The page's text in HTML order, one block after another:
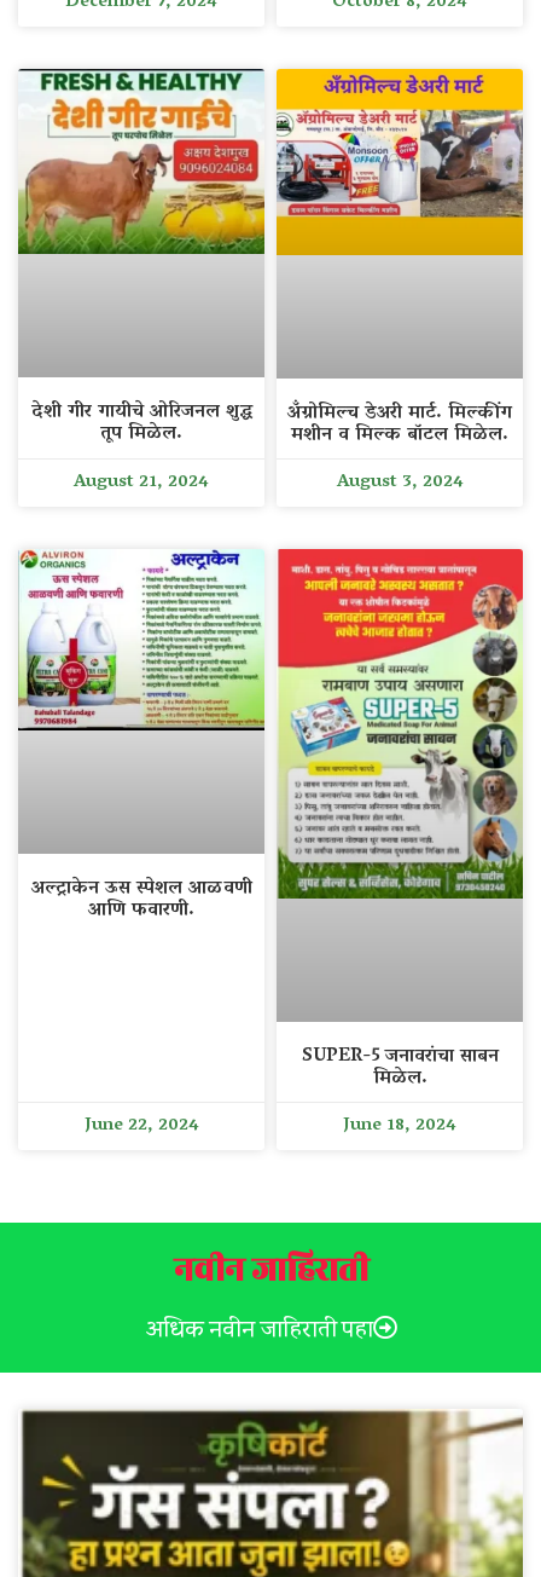
देशी गीर गायीचे ओरिजनल शुद्ध
तूप मिळेल.
August 21, 2024
अँग्रोमिल्च डेअरी मार्ट. मिल्कींग
मशीन व मिल्क बॉटल मिळेल.
August 3, 2024
अल्ट्राकेन ऊस स्पेशल आळवणी
आणि फवारणी.
June 22, 2024
SUPER-5 जनावरांचा साबन
मिळेल.
June 18, 2024
नवीन जाहिराती
अधिक नवीन जाहिराती पहा